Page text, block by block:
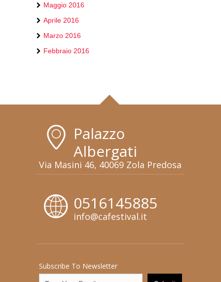
Maggio 2016
Aprile 2016
Marzo 2016
Febbraio 2016
Palazzo
Albergati
Via Masini 46, 40069 Zola Predosa
0516145885
info@cafestival.it
Subscribe To Newsletter